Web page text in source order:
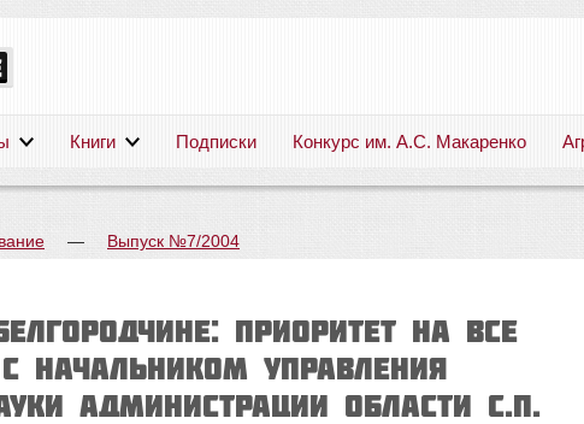
Книги Подписки Конкурс им. А.С. Макаренко
— Выпуск №7/2004
ПРИОРИТЕТ НА ВСЕ
начальником Управления
администрации области С.П.